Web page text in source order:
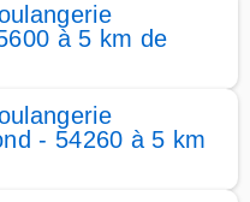
à 5 km de
- 54260 à 5 km